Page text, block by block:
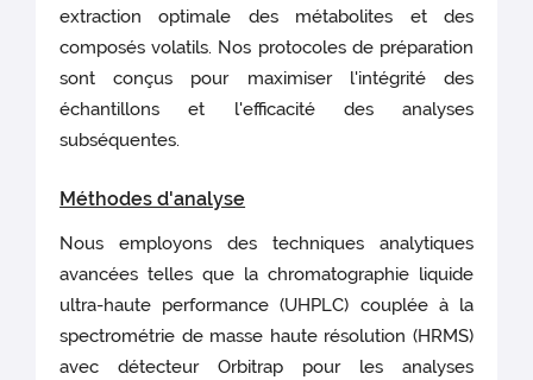
extraction optimale des métabolites et des
composés volatils. Nos protocoles de préparation
sont conçus pour maximiser l'intégrité des
échantillons et l'efficacité des analyses
subséquentes.
Méthodes d'analyse
Nous employons des techniques analytiques
avancées telles que la chromatographie liquide
ultra-haute performance (UHPLC) couplée à la
spectrométrie de masse haute résolution (HRMS)
avec détecteur Orbitrap pour les analyses